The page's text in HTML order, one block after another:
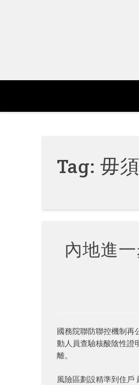
Tag: 毋
內地進
國務院聯防聯控機制再
動人員查驗核酸陰性證
離。
風險區劃設精準到住戶